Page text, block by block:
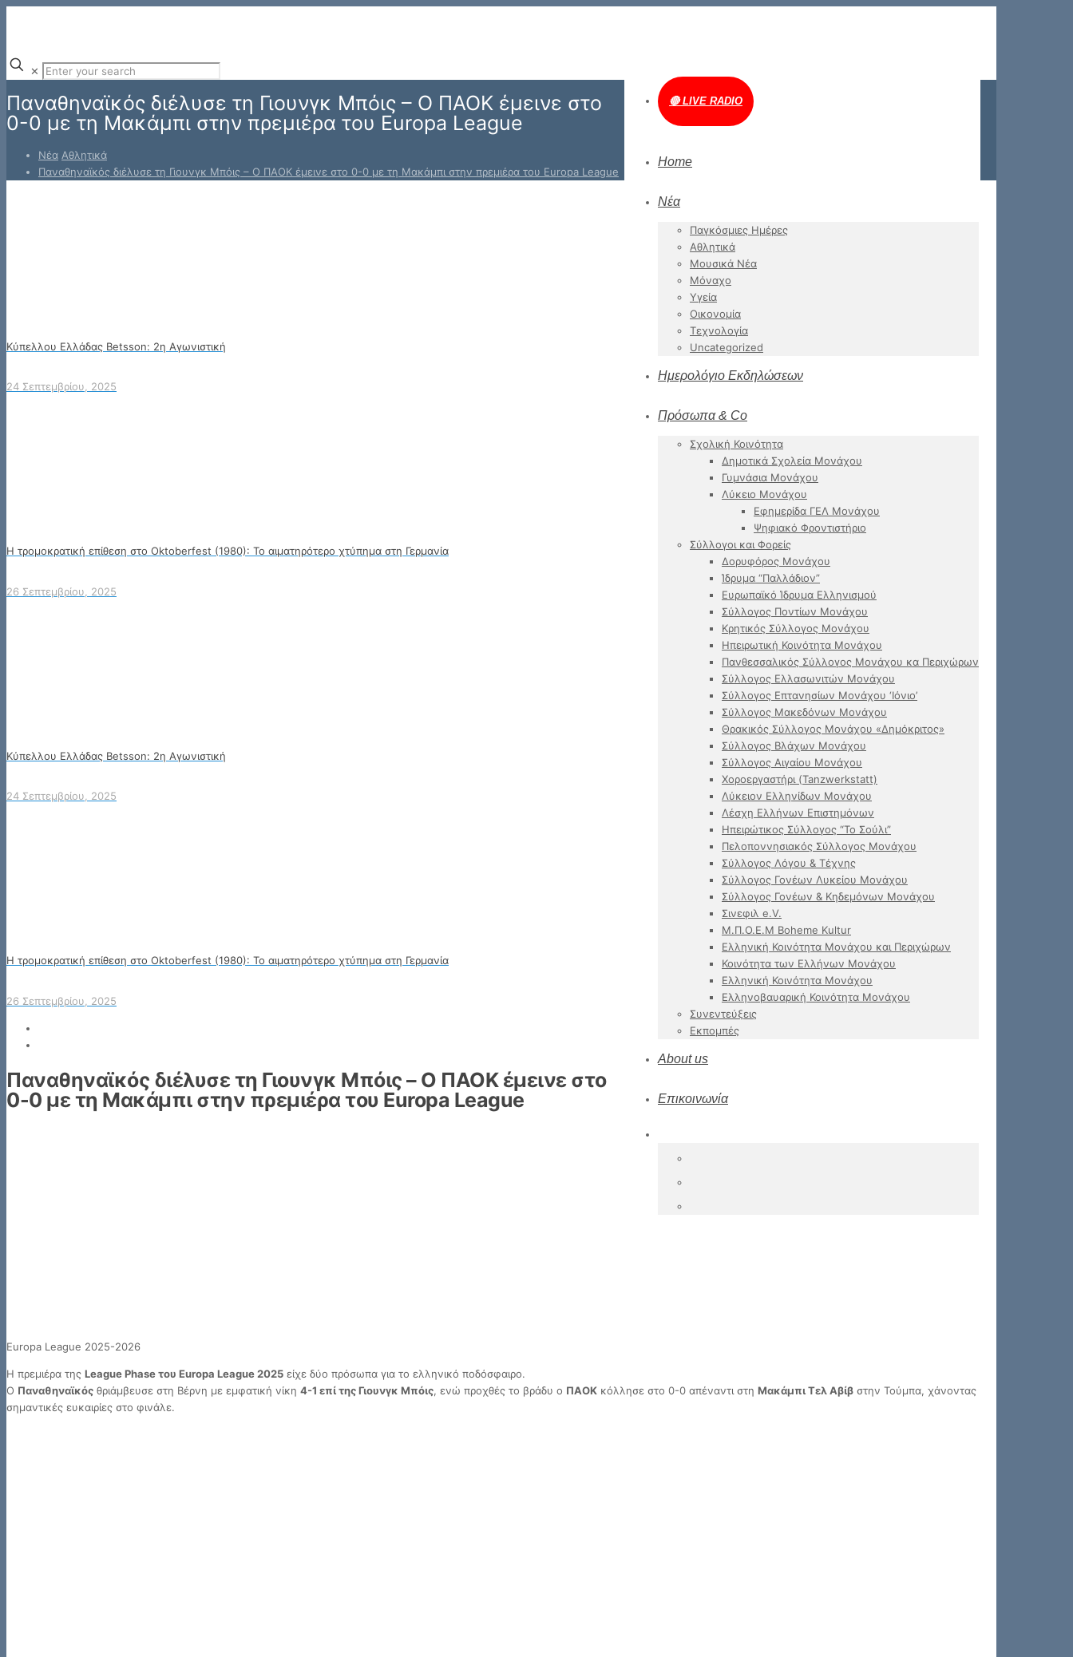
🔴 LIVE RADIO
Home
Νέα
Παγκόσμιες Ημέρες
Αθλητικά
Μουσικά Νέα
Μόναχο
Υγεία
Οικονομία
Τεχνολογία
Uncategorized
Ημερολόγιο Εκδηλώσεων
Πρόσωπα & Co
Σχολική Κοινότητα
Δημοτικά Σχολεία Μονάχου
Γυμνάσια Μονάχου
Λύκειο Μονάχου
Εφημερίδα ΓΕΛ Μονάχου
Ψηφιακό Φροντιστήριο
Σύλλογοι και Φορείς
Δορυφόρος Μονάχου
Ίδρυμα “Παλλάδιον”
Ευρωπαϊκό Ίδρυμα Ελληνισμού
Σύλλογος Ποντίων Μονάχου
Κρητικός Σύλλογος Μονάχου
Ηπειρωτική Κοινότητα Μονάχου
Πανθεσσαλικός Σύλλογος Μονάχου κα Περιχώρων
Σύλλογος Ελλασωνιτών Μονάχου
Σύλλογος Επτανησίων Μονάχου ‘Ιόνιο’
Σύλλογος Μακεδόνων Μονάχου
Θρακικός Σύλλογος Μονάχου «Δημόκριτος»
Σύλλογος Βλάχων Μονάχου
Σύλλογος Αιγαίου Μονάχου
Χοροεργαστήρι (Tanzwerkstatt)
Λύκειον Ελληνίδων Μονάχου
Λέσχη Ελλήνων Επιστημόνων
Ηπειρώτικος Σύλλογος “Το Σούλι”
Πελοποννησιακός Σύλλογος Μονάχου
Σύλλογος Λόγου & Τέχνης
Σύλλογος Γονέων Λυκείου Μονάχου
Σύλλογος Γονέων & Κηδεμόνων Μονάχου
Σινεφιλ e.V.
Μ.Π.Ο.Ε.Μ Boheme Kultur
Ελληνική Κοινότητα Μονάχου και Περιχώρων
Κοινότητα των Ελλήνων Μονάχου
Ελληνική Κοινότητα Μονάχου
Ελληνοβαυαρική Κοινότητα Μονάχου
Συνεντεύξεις
Εκπομπές
About us
Επικοινωνία
✕
Παναθηναϊκός διέλυσε τη Γιουνγκ Μπόις – Ο ΠΑΟΚ έμεινε στο
0-0 με τη Μακάμπι στην πρεμιέρα του Europa League
Νέα Αθλητικά
Παναθηναϊκός διέλυσε τη Γιουνγκ Μπόις – Ο ΠΑΟΚ έμεινε στο 0-0 με τη Μακάμπι στην πρεμιέρα του Europa League
Κύπελλου Ελλάδας Betsson: 2η Αγωνιστική
24 Σεπτεμβρίου, 2025
Η τρομοκρατική επίθεση στο Oktoberfest (1980): Το αιματηρότερο χτύπημα στη Γερμανία
26 Σεπτεμβρίου, 2025
Κύπελλου Ελλάδας Betsson: 2η Αγωνιστική
24 Σεπτεμβρίου, 2025
Η τρομοκρατική επίθεση στο Oktoberfest (1980): Το αιματηρότερο χτύπημα στη Γερμανία
26 Σεπτεμβρίου, 2025
Παναθηναϊκός διέλυσε τη Γιουνγκ Μπόις – Ο ΠΑΟΚ έμεινε στο
0-0 με τη Μακάμπι στην πρεμιέρα του Europa League
Europa League 2025-2026
Η πρεμιέρα της League Phase του Europa League 2025 είχε δύο πρόσωπα για το ελληνικό ποδόσφαιρο.
Ο Παναθηναϊκός θριάμβευσε στη Βέρνη με εμφατική νίκη 4-1 επί της Γιουνγκ Μπόις, ενώ προχθές το βράδυ ο ΠΑΟΚ κόλλησε στο 0-0 απέναντι στη Μακάμπι Τελ Αβίβ στην Τούμπα, χάνοντας
σημαντικές ευκαιρίες στο φινάλε.